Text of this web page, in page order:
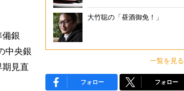
銀
中央銀
見直
大竹聡の「昼酒御免！」
一覧を見る
フォロー フォロー